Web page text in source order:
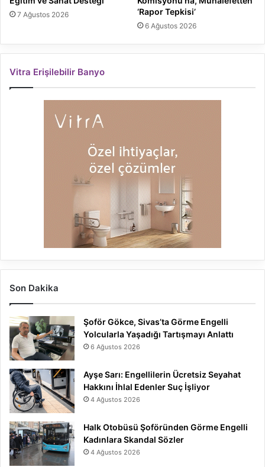
7 Ağustos 2026
‘Rapor Tepkisi’
6 Ağustos 2026
Vitra Erişilebilir Banyo
Son Dakika
Şoför Gökce, Sivas’ta Görme Engelli
Yolcularla Yaşadığı Tartışmayı Anlattı
6 Ağustos 2026
Ayşe Sarı: Engellilerin Ücretsiz Seyahat
Hakkını İhlal Edenler Suç İşliyor
4 Ağustos 2026
Halk Otobüsü Şoföründen Görme Engelli
Kadınlara Skandal Sözler
4 Ağustos 2026